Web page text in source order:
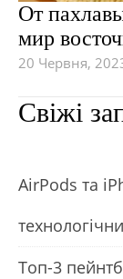
От
мир
20 Червня,
Свіжі
АirРods та
Топ-3